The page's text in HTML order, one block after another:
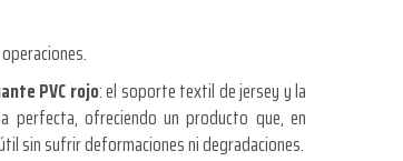
PVC rojo: el soporte textil de jersey y la
perfecta, ofreciendo un producto que, en
sin sufrir deformaciones ni degradaciones.